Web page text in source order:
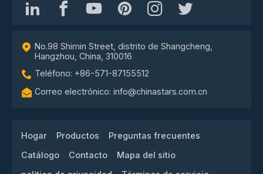
No.98 Shimin Street, distrito de Shangcheng,
Hangzhou, China, 310016
Teléfono: +86-571-87155512
Correo electrónico: info@chinastars.com.cn
Hogar Productos
Preguntas frecuentes
Catálogo
Contacto
Mapa del sitio